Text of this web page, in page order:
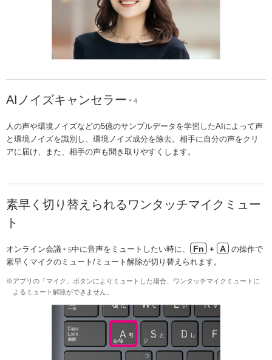
AIノイズキャンセラー ＊4
人の声や環境ノイズなどの5億のサンプルデータを学習したAIによって声
と環境ノイズを識別し、環境ノイズ成分を除去。相手に自分の声をクリ
アに届け、また、相手の声も聞き取りやすくします。
素早く切り替えられるワンタッチマイクミュー
ト
オンライン会議 ＊5中に音声をミュートしたい時に、 Fn + A の操作で
素早くマイクのミュート/ミュート解除が切り替えられます。
※アプリの「マイク」ボタンによりミュートした場合、ワンタッチマイクミュートに
よるミュート解除ができません。